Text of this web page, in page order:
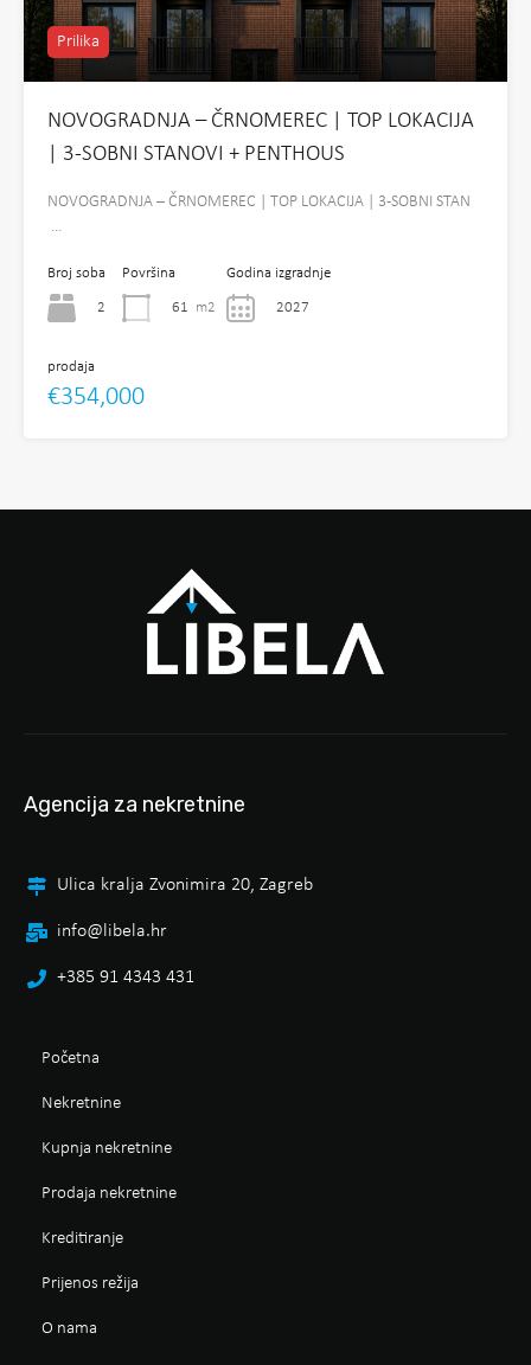
Prilika
NOVOGRADNJA – ČRNOMEREC | TOP LOKACIJA
| 3-SOBNI STANOVI + PENTHOUS
NOVOGRADNJA – ČRNOMEREC | TOP LOKACIJA | 3-SOBNI STAN
…
Broj soba
2
Površina
61 m2
Godina izgradnje
2027
prodaja
€354,000
Agencija za nekretnine
Ulica kralja Zvonimira 20, Zagreb
info@libela.hr
+385 91 4343 431
Početna
Nekretnine
Kupnja nekretnine
Prodaja nekretnine
Kreditiranje
Prijenos režija
O nama